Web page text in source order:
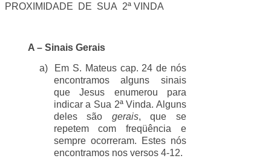
PROXIMIDADE DE SUA 2ª VINDA
A – Sinais Gerais
a)
Em S. Mateus cap. 24 de nós
encontramos alguns sinais
que Jesus enumerou para
indicar a Sua 2ª Vinda. Alguns
deles são gerais, que se
repetem com freqüência e
sempre ocorreram. Estes nós
encontramos nos versos 4-12.